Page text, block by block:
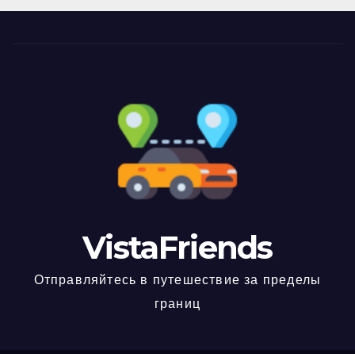
VistaFriends
Отправляйтесь в путешествие за пределы
границ